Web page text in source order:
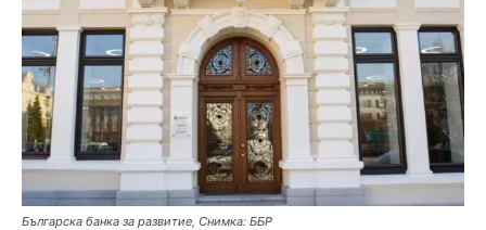
Българска банка за развитие, Снимка: ББР